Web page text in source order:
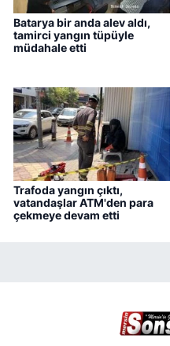
Batarya bir anda alev aldı,
tamirci yangın tüpüyle
müdahale etti
Trafoda yangın çıktı,
vatandaşlar ATM'den para
çekmeye devam etti